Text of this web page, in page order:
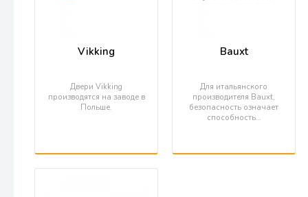
Vikking
Двери Vikking
производятся на заводе в
Польше.
Bauxt
Для итальянского
производителя Bauxt,
безопасность означает
способность…